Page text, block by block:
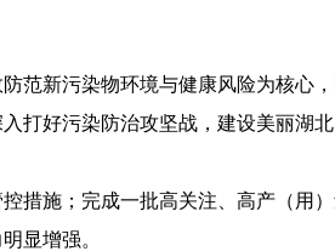
范新污染物环境与健康风险为核心，
打好污染防治攻坚战，建设美丽湖北
措施；完成一批高关注、高产（用
显增强。